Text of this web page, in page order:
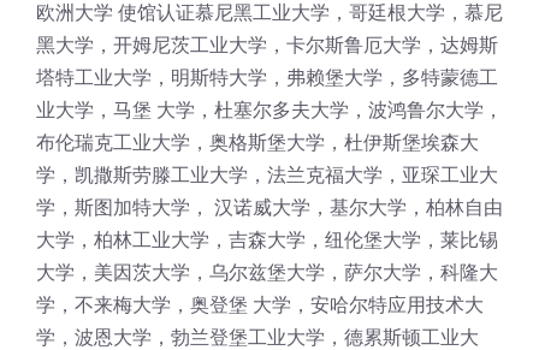
欧洲大学 使馆认证慕尼黑工业大学，哥廷根大学，慕尼
黑大学，开姆尼茨工业大学，卡尔斯鲁厄大学，达姆斯
塔特工业大学，明斯特大学，弗赖堡大学，多特蒙德工
业大学，马堡 大学，杜塞尔多夫大学，波鸿鲁尔大学，
布伦瑞克工业大学，奥格斯堡大学，杜伊斯堡埃森大
学，凯撒斯劳滕工业大学，法兰克福大学，亚琛工业大
学，斯图加特大学， 汉诺威大学，基尔大学，柏林自由
大学，柏林工业大学，吉森大学，纽伦堡大学，莱比锡
大学，美因茨大学，乌尔兹堡大学，萨尔大学，科隆大
学，不来梅大学，奥登堡 大学，安哈尔特应用技术大
学，波恩大学，勃兰登堡工业大学，德累斯顿工业大